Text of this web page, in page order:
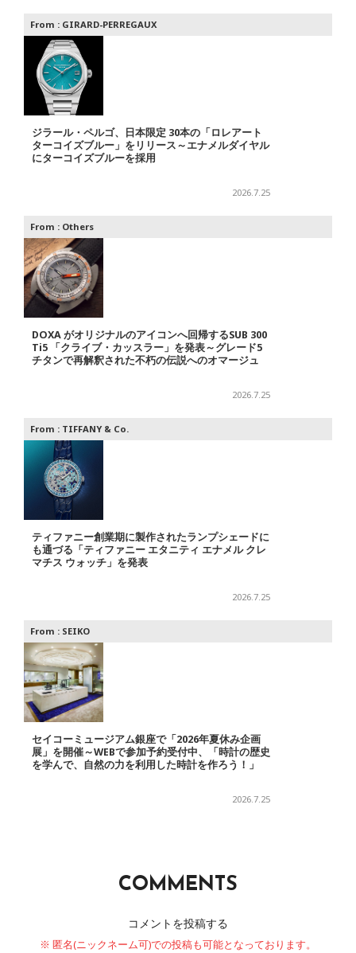
From : GIRARD-PERREGAUX
ジラール・ペルゴ、日本限定 30本の「ロレアート
ターコイズブルー」をリリース～エナメルダイヤル
にターコイズブルーを採用
2026.7.25
From : Others
DOXA がオリジナルのアイコンへ回帰するSUB 300
Ti5 「クライブ・カッスラー」を発表～グレード5
チタンで再解釈された不朽の伝説へのオマージュ
2026.7.25
From : TIFFANY & Co.
ティファニー創業期に製作されたランプシェードに
も通づる「ティファニー エタニティ エナメル クレ
マチス ウォッチ」を発表
2026.7.25
From : SEIKO
セイコーミュージアム銀座で「2026年夏休み企画
展」を開催～WEBで参加予約受付中、「時計の歴史
を学んで、自然の力を利用した時計を作ろう！」
2026.7.25
COMMENTS
コメントを投稿する
※ 匿名(ニックネーム可)での投稿も可能となっております。